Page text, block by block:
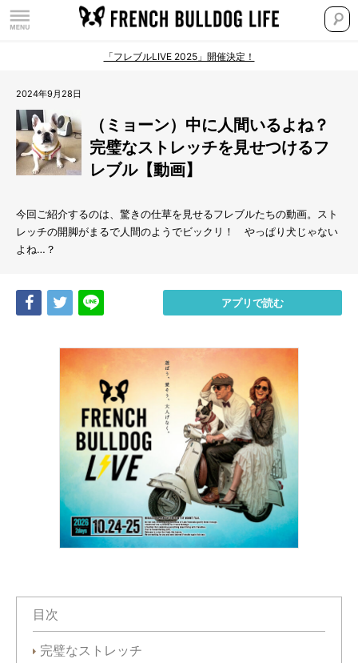
「フレブルLIVE 2025」開催決定！
2024年9月28日
（ミョーン）中に人間いるよね？
完璧なストレッチを見せつけるフ
レブル【動画】
今回ご紹介するのは、驚きの仕草を見せるフレブルたちの動画。スト
レッチの開脚がまるで人間のようでビックリ！ やっぱり犬じゃない
よね…？
Share Tweet アプリで読む
目次
完璧なストレッチ